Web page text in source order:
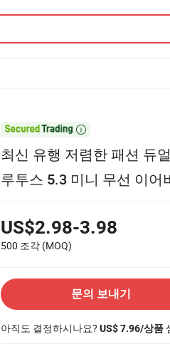

최신 유행 저렴한 패션 듀
루투스 5.3 미니 무선 이어
US$2.98-3.98
500 조각 (MOQ)
문의 보내기
아직도 결정하시나요? US$ 7.96/상품